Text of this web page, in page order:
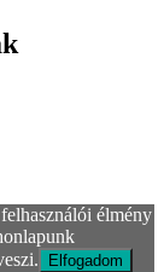
élmény
Elfogadom